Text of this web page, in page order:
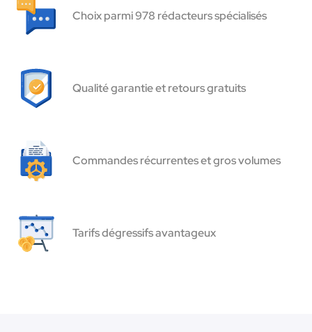
Choix parmi 978 rédacteurs spécialisés
Qualité garantie et retours gratuits
Commandes récurrentes et gros volumes
Tarifs dégressifs avantageux